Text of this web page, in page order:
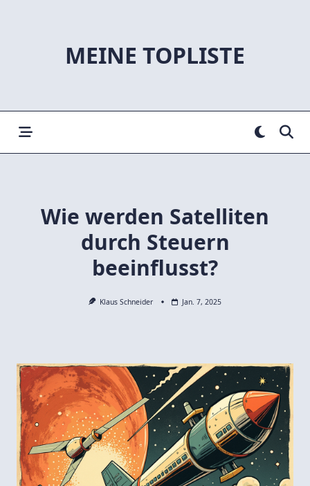
MEINE TOPLISTE
Wie werden Satelliten
durch Steuern
beeinflusst?
Klaus Schneider Jan. 7, 2025